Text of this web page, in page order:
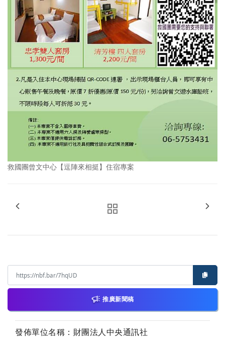
救國團曾文中心【逗陣來相挺】住宿專案
推廣新聞稿
發佈單位名稱：財團法人中央通訊社